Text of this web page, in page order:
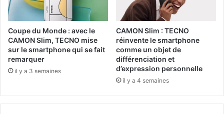
Coupe du Monde : avec le
CAMON Slim, TECNO mise
sur le smartphone qui se fait
remarquer
il y a 3 semaines
CAMON Slim : TECNO
réinvente le smartphone
comme un objet de
différenciation et
d’expression personnelle
il y a 4 semaines